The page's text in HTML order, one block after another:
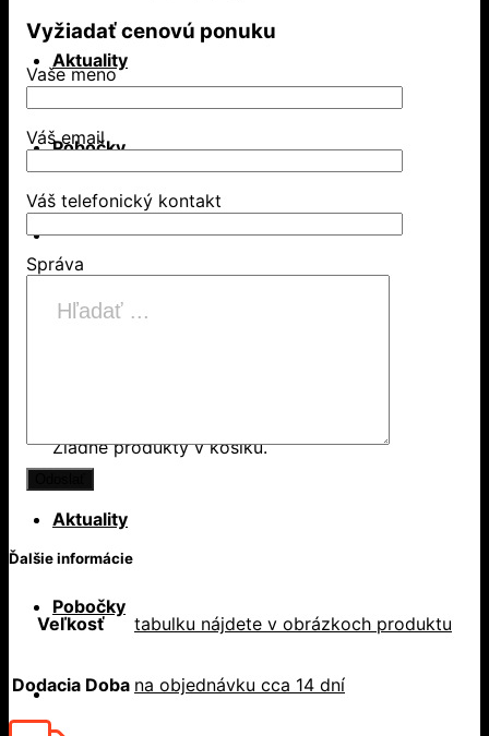
Aktuality
Pobočky
search
Žiadne produkty v košíku.
Aktuality
Pobočky
Vyžiadať cenovú ponuku
Vaše meno
Váš email
Váš telefonický kontakt
Správa
Ďalšie informácie
Veľkosť tabulku nájdete v obrázkoch produktu
Dodacia Doba na objednávku cca 14 dní